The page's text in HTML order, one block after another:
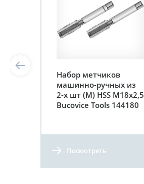
Набор метчиков
машинно-ручных из
2-х шт (М) HSS М18х2,5
Bucovice Tools 144180
Посмотреть